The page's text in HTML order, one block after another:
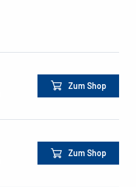
Zum Shop
Zum Shop